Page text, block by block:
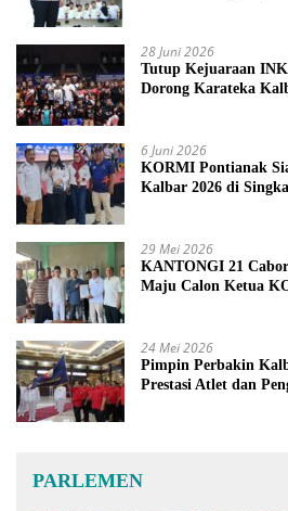
28 Juni 2026
Tutup Kejuaraan
Dorong Karateka
6 Juni 2026
KORMI Pontianak
Kalbar 2026 di
29 Mei 2026
KANTONGI 21
Maju Calon Ketua
24 Mei 2026
Pimpin Perbakin
Prestasi Atlet dan
PARLEMEN